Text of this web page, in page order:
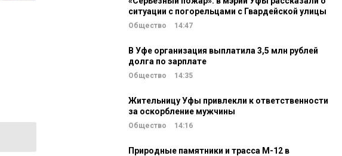
ситуации с погорельцами с Гвардейской улицы
Общество 14:47
В Уфе организация выплатила 3,5 млн рублей
долга по зарплате
Общество 14:35
Жительницу Уфы привлекли к ответственности
за оскорбление мужчины
Общество 14:16
Природные памятники и трасса М-12 в